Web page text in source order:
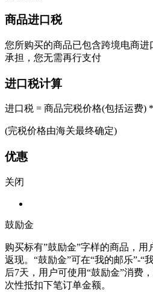
商品进口税
您所购买的商品已包含跨境电商
承担，您无需再行支付
进口税计算
进口税 = 商品完税价格(包括运费)
(完税价格由海关最终确定)
优惠
关闭
鼓励金
购买标有”鼓励金”字样的商品，
返现。“鼓励金”可在“我的邮乐”-“
后7天，用户可使用“鼓励金”消费
次性抵扣下笔订单金额。